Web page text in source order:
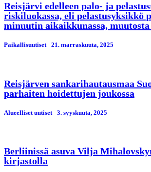
Reisjärvi edelleen palo- ja
riskiluokassa, eli pelastusyksikkö
minuutin aikaikkunassa, muutosta
Paikallisuutiset 21. marraskuuta, 2025
Reisjärven sankarihautausmaa
parhaiten hoidettujen joukossa
Alueelliset uutiset 3. syyskuuta, 2025
Berliinissä asuva Vilja
kirjastolla